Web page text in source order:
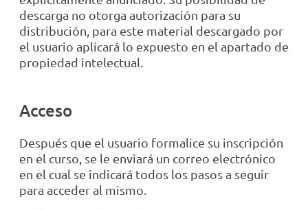
descarga no otorga autorización para su
distribución, para este material descargado por
el usuario aplicará lo expuesto en el apartado de
propiedad intelectual.
Acceso
Después que el usuario formalice su inscripción
en el curso, se le enviará un correo electrónico
en el cual se indicará todos los pasos a seguir
para acceder al mismo.